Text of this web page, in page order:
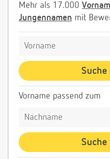
Mehr als 17.000
Jungennamen mit
Vorname passend zum